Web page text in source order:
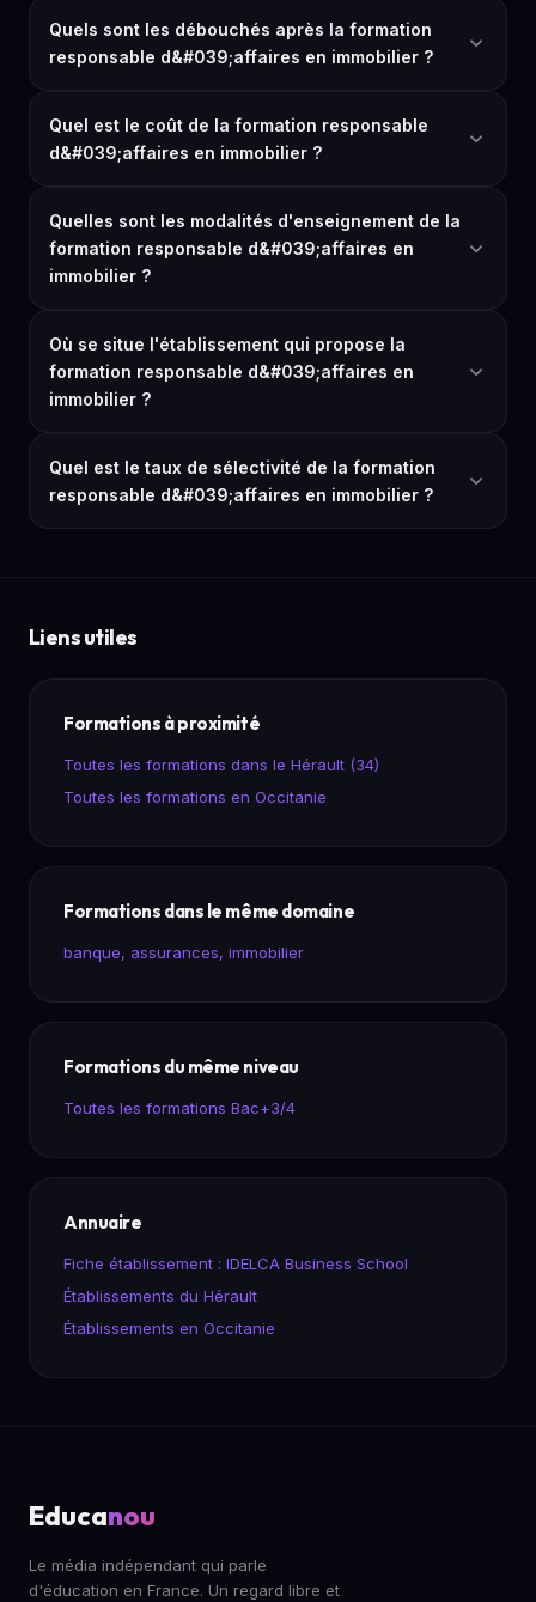
Quels sont les débouchés après la formation
responsable d&#039;affaires en immobilier ?
Quel est le coût de la formation responsable
d&#039;affaires en immobilier ?
Quelles sont les modalités d'enseignement de la
formation responsable d&#039;affaires en
immobilier ?
Où se situe l'établissement qui propose la
formation responsable d&#039;affaires en
immobilier ?
Quel est le taux de sélectivité de la formation
responsable d&#039;affaires en immobilier ?
Liens utiles
Formations à proximité
Toutes les formations dans le Hérault (34)
Toutes les formations en Occitanie
Formations dans le même domaine
banque, assurances, immobilier
Formations du même niveau
Toutes les formations Bac+3/4
Annuaire
Fiche établissement : IDELCA Business School
Établissements du Hérault
Établissements en Occitanie
Educanou
Le média indépendant qui parle
d'éducation en France. Un regard libre et